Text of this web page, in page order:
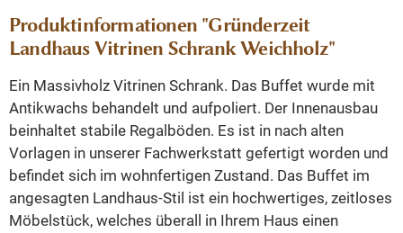
Produktinformationen "Gründerzeit
Landhaus Vitrinen Schrank Weichholz"
Ein Massivholz Vitrinen Schrank. Das Buffet wurde mit
Antikwachs behandelt und aufpoliert. Der Innenausbau
beinhaltet stabile Regalböden. Es ist in nach alten
Vorlagen in unserer Fachwerkstatt gefertigt worden und
befindet sich im wohnfertigen Zustand. Das Buffet im
angesagten Landhaus-Stil ist ein hochwertiges, zeitloses
Möbelstück, welches überall in Ihrem Haus einen